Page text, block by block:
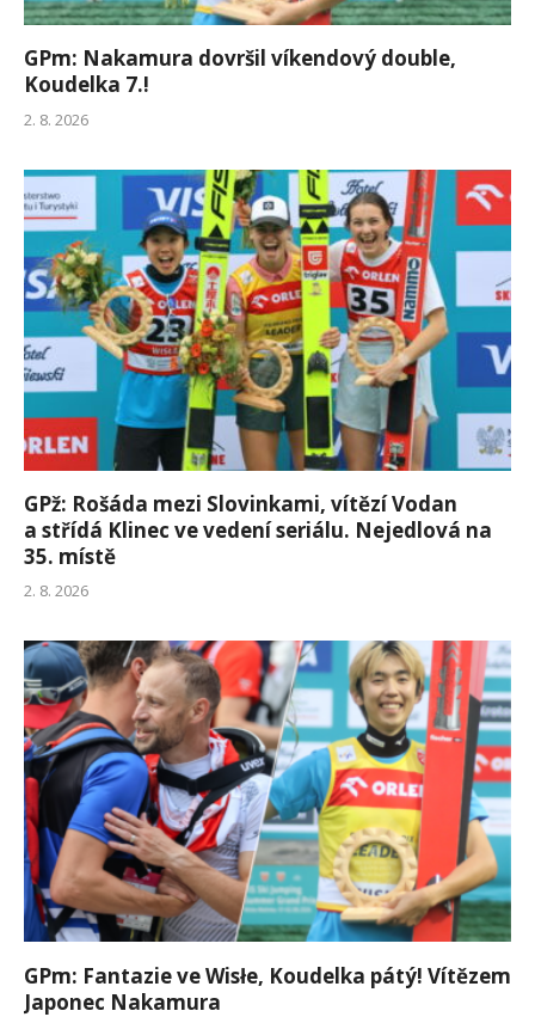
GPm: Nakamura dovršil víkendový double,
Koudelka 7.!
2. 8. 2026
GPž: Rošáda mezi Slovinkami, vítězí Vodan
a střídá Klinec ve vedení seriálu. Nejedlová na
35. místě
2. 8. 2026
GPm: Fantazie ve Wisłe, Koudelka pátý! Vítězem
Japonec Nakamura